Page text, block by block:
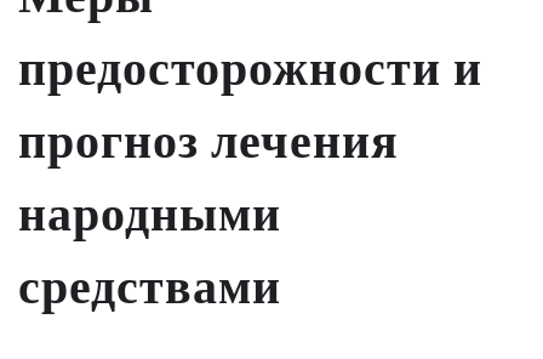
предосторожности и
прогноз лечения
народными
средствами